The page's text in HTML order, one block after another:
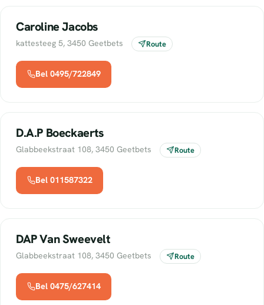
Caroline Jacobs
kattesteeg 5, 3450 Geetbets Route
Bel 0495/722849
D.A.P Boeckaerts
Glabbeekstraat 108, 3450 Geetbets Route
Bel 011587322
DAP Van Sweevelt
Glabbeekstraat 108, 3450 Geetbets Route
Bel 0475/627414